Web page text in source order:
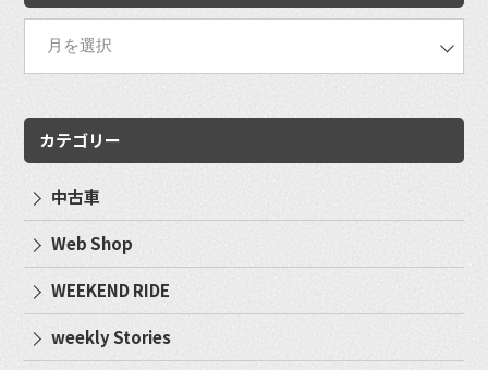
カテゴリー
中古車
Web Shop
WEEKEND RIDE
weekly Stories